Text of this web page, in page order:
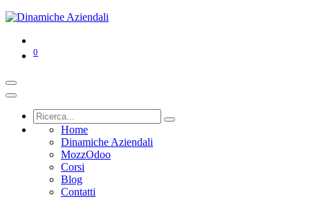
0
Home
Dinamiche Aziendali
MozzOdoo
Corsi
Blog
Contatti